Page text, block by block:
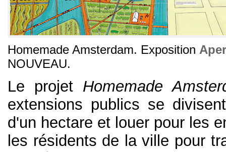
Homemade Amsterdam. Exposition
NOUVEAU.
Le projet Homemade
extensions publics se
d'un hectare et louer pour les
les résidents de la ville pour